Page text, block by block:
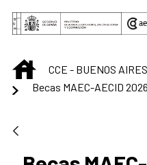
Saltar al contenido
INICIOCCE - BUENOS AIRES
Becas MAEC-AECID